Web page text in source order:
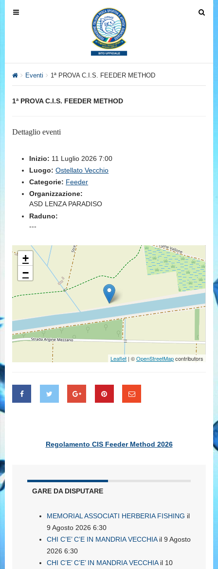
T
v
g
T
Eventi 1ª PROVA C.I.S. FEEDER METHOD
1ª PROVA C.I.S. FEEDER METHOD
Dettaglio eventi
Inizio: 11 Luglio 2026 7:00
Luogo: Ostellato Vecchio
Categorie: Feeder
Organizzazione:
ASD LENZA PARADISO
Raduno:
---
+
−
Leaflet | ©OpenStreetMapcontributors
Regolamento CIS Feeder Method 2026
GARE DA DISPUTARE
MEMORIAL ASSOCIATI HERBERIA FISHING il
9 Agosto 2026 6:30
CHI C’E’ C’E IN MANDRIA VECCHIAil 9 Agosto
2026 6:30
CHI C’E’ C’E’ IN MANDRIA VECCHIAil 10